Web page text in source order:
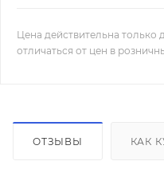
Цена действительна только
отличаться от цен в
ОТЗЫВЫ КАК